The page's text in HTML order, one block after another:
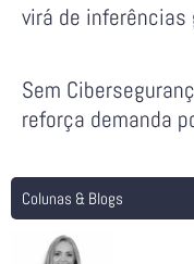
virá de inferências
Sem
reforça demanda
Colunas & Blogs